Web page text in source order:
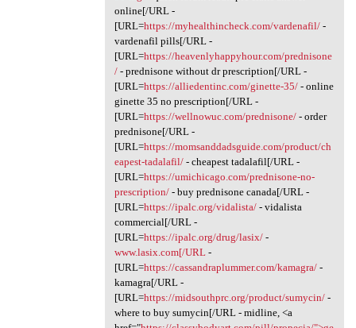
online[/URL -
[URL=https://myhealthincheck.com/vardenafil/-
vardenafil pills[/URL -
[URL=https://heavenlyhappyhour.com/prednisone
/- prednisone without dr prescription[/URL -
[URL=https://alliedentinc.com/ginette-35/- online
ginette 35 no prescription[/URL -
[URL=https://wellnowuc.com/prednisone/- order
prednisone[/URL -
[URL=https://momsanddadsguide.com/product/ch
eapest-tadalafil/- cheapest tadalafil[/URL -
[URL=https://umichicago.com/prednisone-no-
prescription/- buy prednisone canada[/URL -
[URL=https://ipalc.org/vidalista/- vidalista
commercial[/URL -
[URL=https://ipalc.org/drug/lasix/-
www.lasix.com[/URL-
[URL=https://cassandraplummer.com/kamagra/-
kamagra[/URL -
[URL=https://midsouthprc.org/product/sumycin/-
where to buy sumycin[/URL - midline, <a